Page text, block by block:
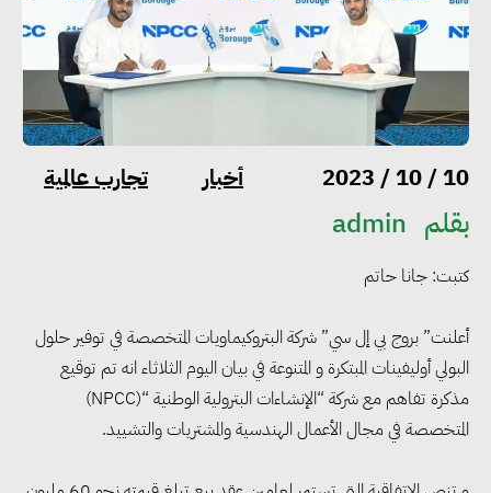
10 / 10 / 2023 أخبار تجارب عالمية
بقلم admin
كتبت: جانا حاتم
أعلنت” بروج بي إل سي” شركة البتروكيماويات المتخصصة في توفير حلول
البولي أوليفينات المبتكرة و المتنوعة في بيان اليوم الثلاثاء انه تم توقيع
مذكرة تفاهم مع شركة “الإنشاءات البترولية الوطنية “(NPCC)
المتخصصة في مجال الأعمال الهندسية والمشتريات والتشييد.